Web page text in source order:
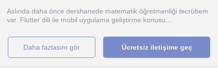
Aslında daha önce dershanede matematik öğretmenliği tecrübem
var. Flutter dili ile mobil uygulama geliştirme konusu...
daha fazlasını gör Ücretsiz iletişime geç